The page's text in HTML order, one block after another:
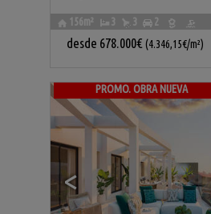
156m² 3 3 2
desde 678.000€ (4.346,15€/m²)
PROMO. OBRA NUEVA
<